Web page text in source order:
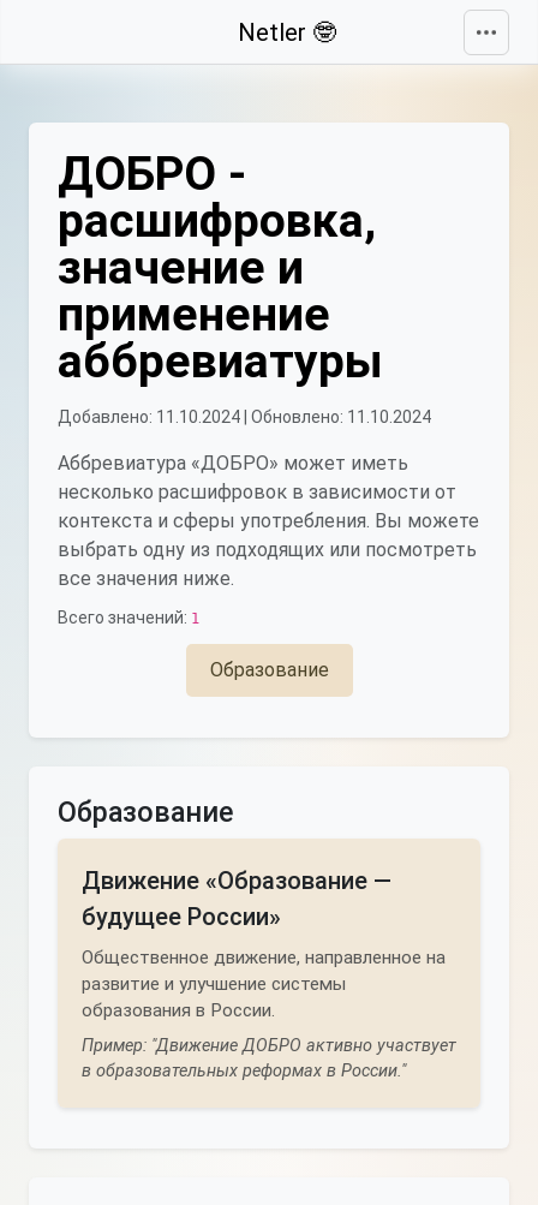
Netler 🤓
ДОБРО -
расшифровка,
значение и
применение
аббревиатуры
Добавлено: 11.10.2024 | Обновлено: 11.10.2024
Аббревиатура «ДОБРО» может иметь
несколько расшифровок в зависимости от
контекста и сферы употребления. Вы можете
выбрать одну из подходящих или посмотреть
все значения ниже.
Всего значений: 1
Образование
Образование
Движение «Образование —
будущее России»
Общественное движение, направленное на
развитие и улучшение системы
образования в России.
Пример: "Движение ДОБРО активно участвует
в образовательных реформах в России."